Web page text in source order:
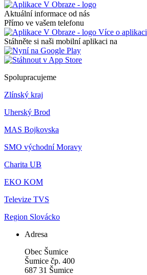
Aktuální informace od nás
Přímo ve vašem telefonu
Více o aplikaci
Stáhněte si naši mobilní aplikaci na
Spolupracujeme
Zlínský kraj
Uherský Brod
MAS Bojkovska
SMO východní Moravy
Charita UB
EKO KOM
Televize TVS
Region Slovácko
Adresa
Obec Šumice
Šumice čp. 400
687 31 Šumice